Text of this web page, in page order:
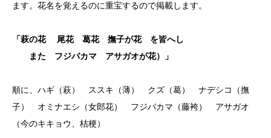
ます。花名を覚えるのに重宝するので掲載します。
「萩の花 尾花 葛花 撫子が花 を皆へし
また フジバカマ アサガオが花）」
順に、ハギ（萩） ススキ（薄） クズ（葛） ナデシコ（撫
子） オミナエシ（女郎花） フジバカマ（藤袴） アサガオ
（今のキキョウ、桔梗）